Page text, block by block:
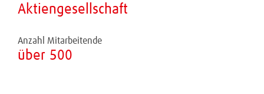
Aktiengesellschaft
Anzahl Mitarbeitende
über 500